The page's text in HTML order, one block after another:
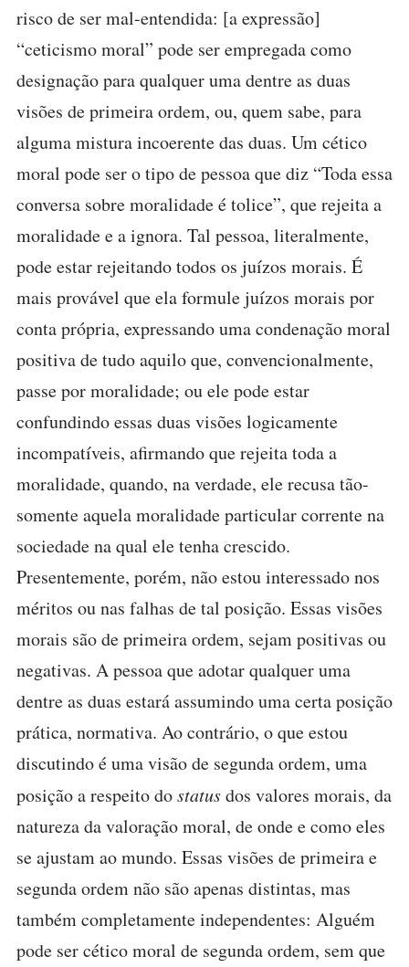
risco de ser mal-entendida: [a expressão]
“ceticismo moral” pode ser empregada como
designação para qualquer uma dentre as duas
visões de primeira ordem, ou, quem sabe, para
alguma mistura incoerente das duas. Um cético
moral pode ser o tipo de pessoa que diz “Toda essa
conversa sobre moralidade é tolice”, que rejeita a
moralidade e a ignora. Tal pessoa, literalmente,
pode estar rejeitando todos os juízos morais. É
mais provável que ela formule juízos morais por
conta própria, expressando uma condenação moral
positiva de tudo aquilo que, convencionalmente,
passe por moralidade; ou ele pode estar
confundindo essas duas visões logicamente
incompatíveis, afirmando que rejeita toda a
moralidade, quando, na verdade, ele recusa tão-
somente aquela moralidade particular corrente na
sociedade na qual ele tenha crescido.
Presentemente, porém, não estou interessado nos
méritos ou nas falhas de tal posição. Essas visões
morais são de primeira ordem, sejam positivas ou
negativas. A pessoa que adotar qualquer uma
dentre as duas estará assumindo uma certa posição
prática, normativa. Ao contrário, o que estou
discutindo é uma visão de segunda ordem, uma
posição a respeito dostatusdos valores morais, da
natureza da valoração moral, de onde e como eles
se ajustam ao mundo. Essas visões de primeira e
segunda ordem não são apenas distintas, mas
também completamente independentes: Alguém
pode ser cético moral de segunda ordem, sem que